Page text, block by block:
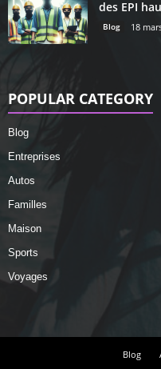
des EPI
Blog 18
POPULAR CATEGORY
Blog
Entreprises
Autos
Familles
Maison
Sports
Voyages
Blog